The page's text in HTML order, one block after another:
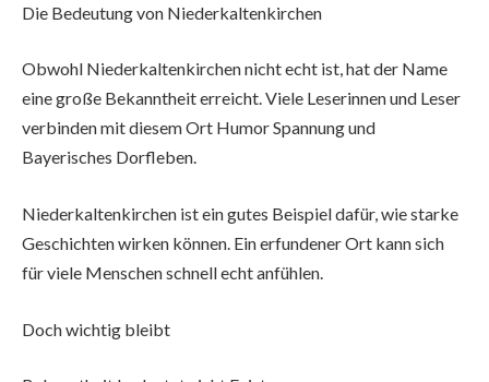
Die Bedeutung von Niederkaltenkirchen
Obwohl Niederkaltenkirchen nicht echt ist, hat der Name
eine große Bekanntheit erreicht. Viele Leserinnen und Leser
verbinden mit diesem Ort Humor Spannung und
Bayerisches Dorfleben.
Niederkaltenkirchen ist ein gutes Beispiel dafür, wie starke
Geschichten wirken können. Ein erfundener Ort kann sich
für viele Menschen schnell echt anfühlen.
Doch wichtig bleibt